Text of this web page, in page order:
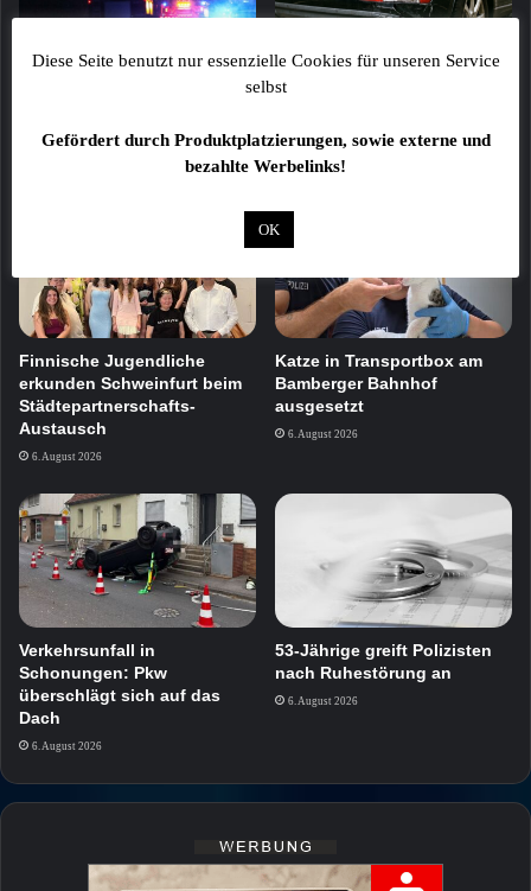
verletzt
Drei beschädigte Fahrzeuge
6. August 2026
Finnische Jugendliche
erkunden Schweinfurt beim
Städtepartnerschafts-
Austausch
6. August 2026
Katze in Transportbox am
Bamberger Bahnhof
ausgesetzt
6. August 2026
Verkehrsunfall in
Schonungen: Pkw
überschlägt sich auf das
Dach
6. August 2026
53-Jährige greift Polizisten
nach Ruhestörung an
6. August 2026
Diese Seite benutzt nur essenzielle Cookies für unseren Service
selbst
Gefördert durch Produktplatzierungen, sowie externe und
bezahlte Werbelinks!
OK